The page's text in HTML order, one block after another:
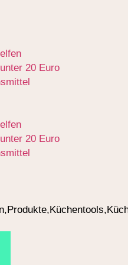
20 Euro
20 Euro